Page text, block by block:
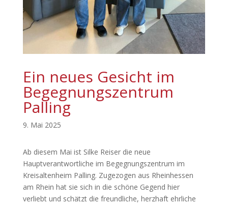
Ein neues Gesicht im
Begegnungszentrum
Palling
9. Mai 2025
Ab diesem Mai ist Silke Reiser die neue
Hauptverantwortliche im Begegnungszentrum im
Kreisaltenheim Palling. Zugezogen aus Rheinhessen
am Rhein hat sie sich in die schöne Gegend hier
verliebt und schätzt die freundliche, herzhaft ehrliche